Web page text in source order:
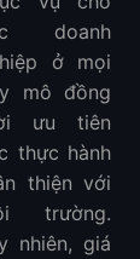
doanh
ở mọi
mô đồng
ưu tiên
thực hành
thiện với
trường.
nhiên, giá